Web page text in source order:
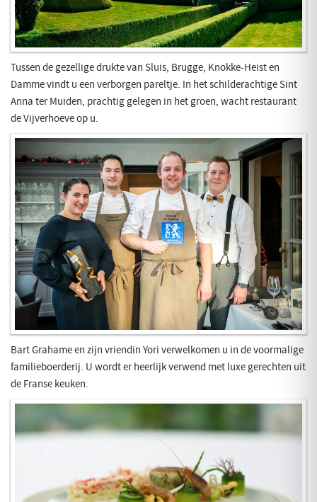
Tussen de gezellige drukte van Sluis, Brugge, Knokke-Heist en
Damme vindt u een verborgen pareltje. In het schilderachtige Sint
Anna ter Muiden, prachtig gelegen in het groen, wacht restaurant
de Vijverhoeve op u.
Bart Grahame en zijn vriendin Yori verwelkomen u in de voormalige
familieboerderij. U wordt er heerlijk verwend met luxe gerechten uit
de Franse keuken.